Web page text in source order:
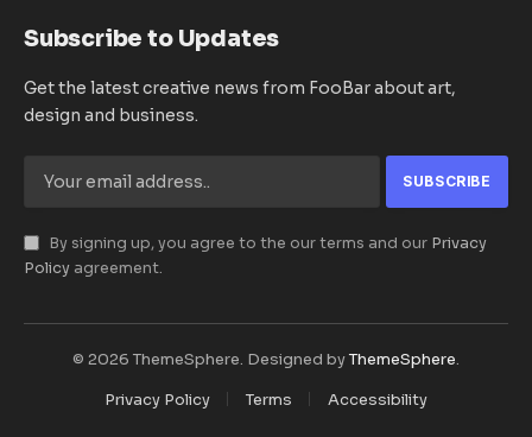
Subscribe to Updates
Get the latest creative news from FooBar about art,
design and business.
By signing up, you agree to the our terms and our Privacy
Policy agreement.
© 2026 ThemeSphere. Designed byThemeSphere.
Privacy Policy
Terms Accessibility